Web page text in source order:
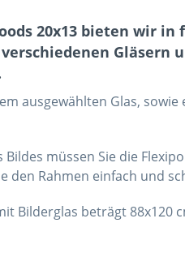
20x13 bieten wir
Gläsern
ausgewählten Glas,
müssen Sie die
den Rahmen einfach und
Bilderglas beträgt 88x120